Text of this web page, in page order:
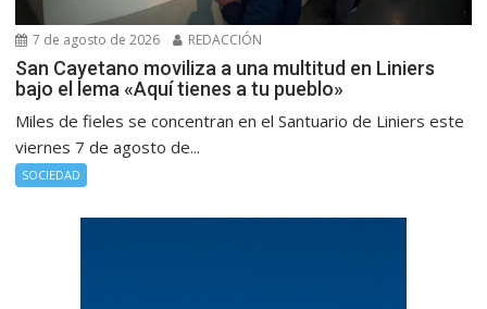
7 de agosto de 2026 REDACCIÓN
San Cayetano moviliza a una multitud en Liniers
bajo el lema «Aquí tienes a tu pueblo»
Miles de fieles se concentran en el Santuario de Liniers este
viernes 7 de agosto de...
SOCIEDAD